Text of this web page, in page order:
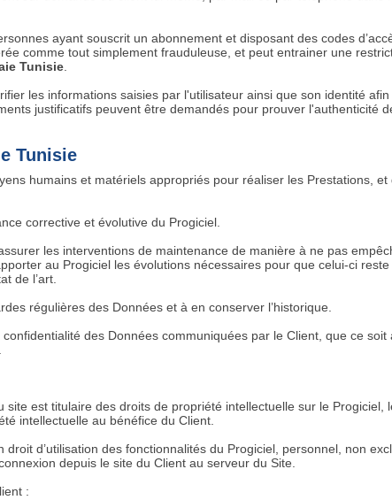
ayant souscrit un abonnement et disposant des codes
comme tout simplement frauduleuse, et peut entrainer une
Tunisie
les informations saisies par l'utilisateur ainsi que son identité
justificatifs peuvent être demandés pour prouver l'authenticité
Tunisie
humains et matériels appropriés pour réaliser les Prestations, et
corrective et évolutive du Progiciel.
les interventions de maintenance de manière à ne pas
au Progiciel les évolutions nécessaires pour que celui-ci
de l’art.
régulières des Données et à en conserver l’historique.
confidentialité des Données communiquées par le Client, que ce
site est titulaire des droits de propriété intellectuelle sur le Progiciel,
intellectuelle au bénéfice du Client.
d’utilisation des fonctionnalités du Progiciel, personnel, non
depuis le site du Client au serveur du Site.
: